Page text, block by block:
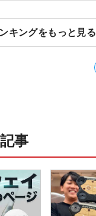
キングをもっと見る
事